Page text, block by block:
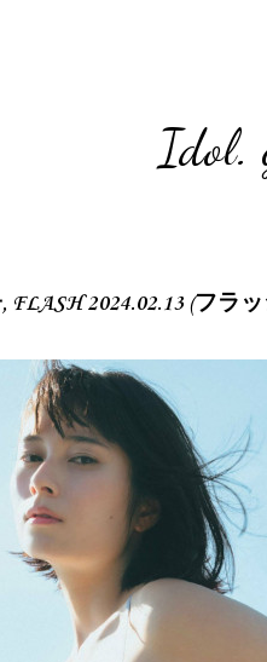
Idol.
FLASH 2024.02.13 (フラ